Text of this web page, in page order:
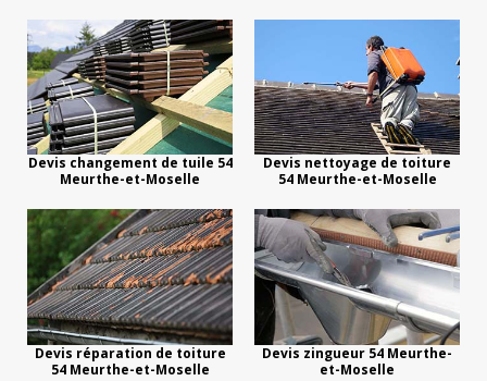
Devis changement de tuile 54
Meurthe-et-Moselle
Devis nettoyage de toiture
54 Meurthe-et-Moselle
Devis réparation de toiture
54 Meurthe-et-Moselle
Devis zingueur 54 Meurthe-
et-Moselle